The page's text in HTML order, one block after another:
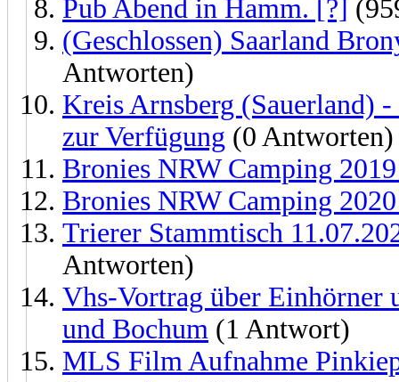
Pub Abend in Hamm. [?]
(Geschlossen) Saarland
Antworten)
Kreis Arnsberg (Sauerland)
zur Verfügung (0 Antworten)
Bronies NRW Camping
Bronies NRW Camping
Trierer Stammtisch
Antworten)
Vhs-Vortrag über Einhörner
und Bochum (1 Antwort)
MLS Film Aufnahme